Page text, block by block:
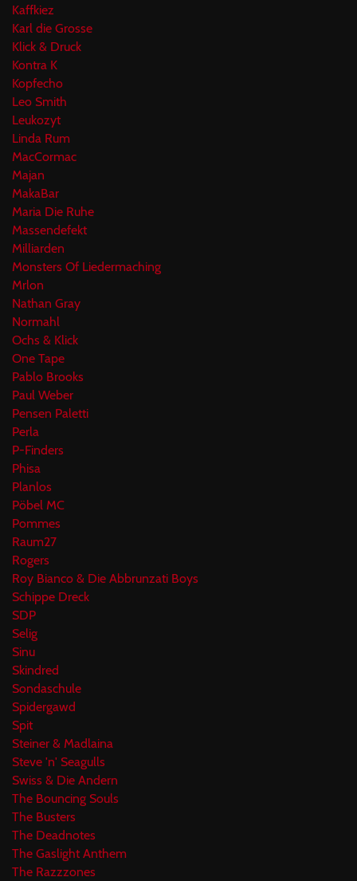
Kaffkiez
Karl die Grosse
Klick & Druck
Kontra K
Kopfecho
Leo Smith
Leukozyt
Linda Rum
MacCormac
Majan
MakaBar
Maria Die Ruhe
Massendefekt
Milliarden
Monsters Of Liedermaching
Mrlon
Nathan Gray
Normahl
Ochs & Klick
One Tape
Pablo Brooks
Paul Weber
Pensen Paletti
Perla
P-Finders
Phisa
Planlos
Pöbel MC
Pommes
Raum27
Rogers
Roy Bianco & Die Abbrunzati Boys
Schippe Dreck
SDP
Selig
Sinu
Skindred
Sondaschule
Spidergawd
Spit
Steiner & Madlaina
Steve 'n' Seagulls
Swiss & Die Andern
The Bouncing Souls
The Busters
The Deadnotes
The Gaslight Anthem
The Razzzones